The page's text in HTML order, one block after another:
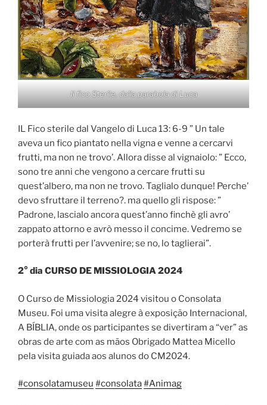
Il fico Sterile, dalla parabola di Luca
IL Fico sterile dal Vangelo di Luca 13: 6-9 ” Un tale
aveva un fico piantato nella vigna e venne a cercarvi
frutti, ma non ne trovo’. Allora disse al vignaiolo: ” Ecco,
sono tre anni che vengono a cercare frutti su
quest’albero, ma non ne trovo. Taglialo dunque! Perche’
devo sfruttare il terreno?. ma quello gli rispose: ”
Padrone, lascialo ancora quest’anno finchè gli avro’
zappato attorno e avrò messo il concime. Vedremo se
porterà frutti per l’avvenire; se no, lo taglierai”.
2° dia CURSO DE MISSIOLOGIA 2024
O Curso de Missiologia 2024 visitou o Consolata
Museu. Foi uma visita alegre à exposição Internacional,
A BÍBLIA, onde os participantes se divertiram a “ver” as
obras de arte com as mãos Obrigado Mattea Micello
pela visita guiada aos alunos do CM2024.
#consolatamuseu #consolata#Animag